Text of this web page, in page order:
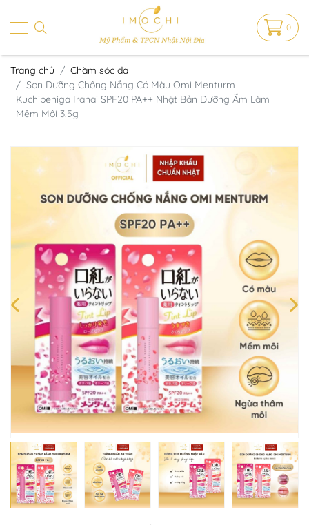
0
Trang chủ
Chăm sóc da
Son Dưỡng Chống Nắng Có Màu Omi Menturm
Kuchibeniga Iranai SPF20 PA++ Nhật Bản Dưỡng Ẩm Làm
Mêm Môi 3.5g